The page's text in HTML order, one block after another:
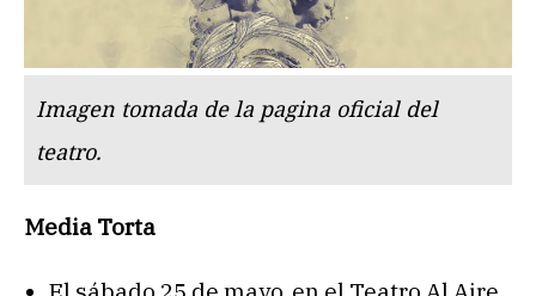
Imagen tomada de la pagina oficial del
teatro.
Media Torta